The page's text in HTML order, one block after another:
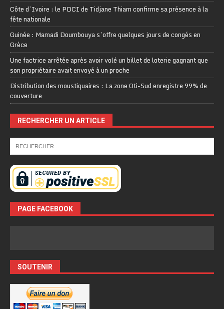
Côte d’Ivoire : le PDCI de Tidjane Thiam confirme sa présence à la
fête nationale
Guinée : Mamadi Doumbouya s’offre quelques jours de congés en
Grèce
Une factrice arrêtée après avoir volé un billet de loterie gagnant que
son propriétaire avait envoyé à un proche
Distribution des moustiquaires : La zone Oti-Sud enregistre 99% de
couverture
RECHERCHER UN ARTICLE
PAGE FACEBOOK
SOUTENIR